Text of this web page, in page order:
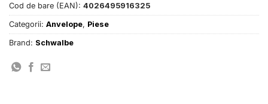
Cod de bare (EAN): 4026495916325
Categorii: Anvelope, Piese
Brand: Schwalbe